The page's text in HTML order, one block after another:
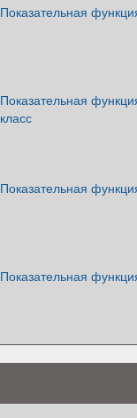
Показательная
Показательная
класс
Показательная
Показательная